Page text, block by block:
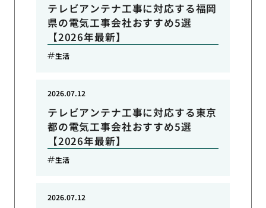
テレビアンテナ工事に対応する福岡
県の電気工事会社おすすめ5選
【2026年最新】
生活
テレビアンテナ工事に対応する東京
都の電気工事会社おすすめ5選
【2026年最新】
2026.07.12
生活
2026.07.12